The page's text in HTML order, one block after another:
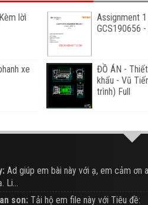
lờì
Assignment
GCS190656
xe
ĐỒ ÁN -
khẩu - Vũ
trình) Full
Ad giúp em bài này với ạ, em cảm ơn
Li...
son: Tải hộ em file này với Tiêu đề: